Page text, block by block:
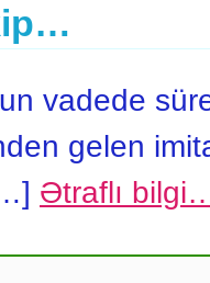
vadede
gelen
Ətraflı